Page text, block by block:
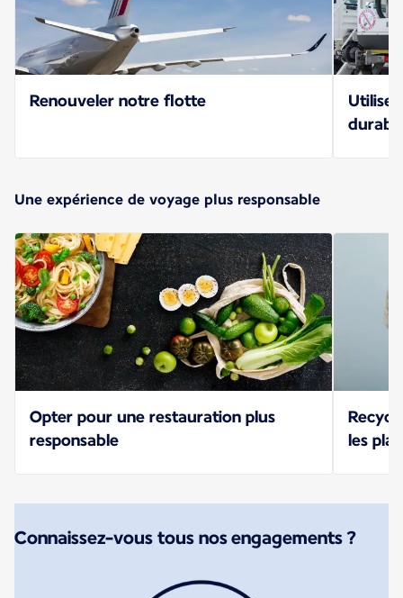
Renouveler notre flotte
Une expérience de voyage plus responsable
Opter pour une restauration plus
responsable
les
Connaissez-vous tous nos engagements ?